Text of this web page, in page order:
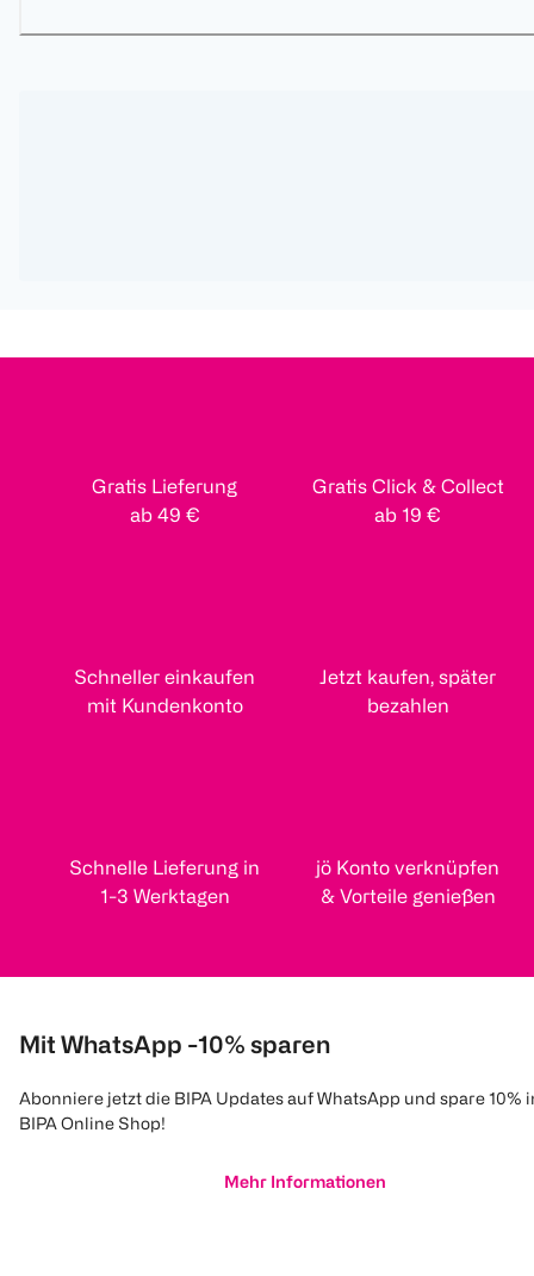
Gratis Lieferung
ab 49 €
Gratis Click & Collect
ab 19 €
Schneller einkaufen
mit Kundenkonto
Jetzt kaufen, später
bezahlen
Schnelle Lieferung in
1-3 Werktagen
jö Konto verknüpfen
& Vorteile genießen
Mit WhatsApp -10% sparen
Abonniere jetzt die BIPA Updates auf WhatsApp und spare 10%
BIPA Online Shop!
Mehr Informationen